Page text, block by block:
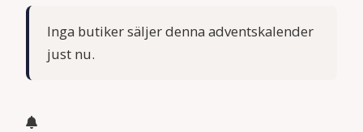
Inga butiker säljer denna adventskalender
just nu.